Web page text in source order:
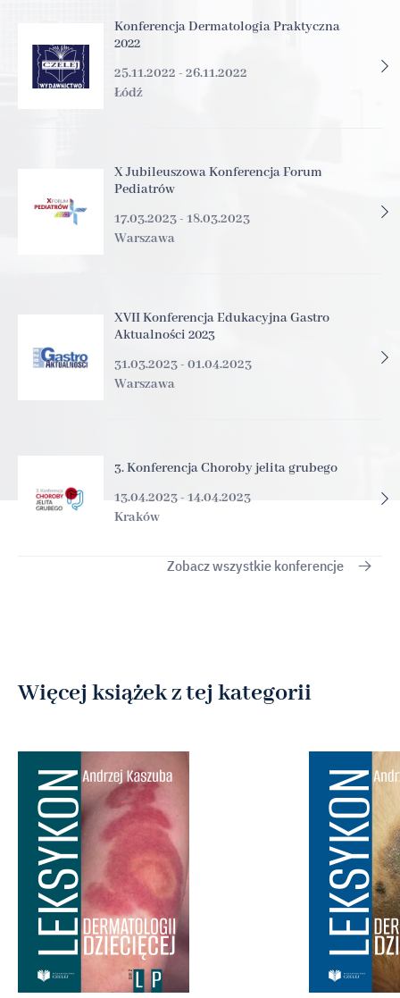
Konferencja Dermatologia Praktyczna
2022
25.11.2022 - 26.11.2022
Łódź
X Jubileuszowa Konferencja Forum
Pediatrów
17.03.2023 - 18.03.2023
Warszawa
XVII Konferencja Edukacyjna Gastro
Aktualności 2023
31.03.2023 - 01.04.2023
Warszawa
3. Konferencja Choroby jelita grubego
13.04.2023 - 14.04.2023
Kraków
Zobacz wszystkie konferencje
Więcej książek z tej kategorii